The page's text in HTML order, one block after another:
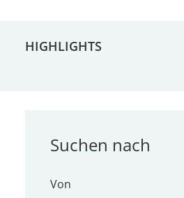
HIGHLIGHTS
Von
Suchen nach